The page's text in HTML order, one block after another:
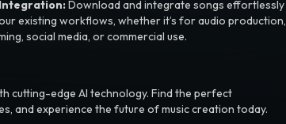
Integration:Download and integrate songs effortlessly
existing workflows, whether it’s for audio production,
social media, or commercial use.
cutting-edge AI technology. Find the perfect
and experience the future of music creation today.